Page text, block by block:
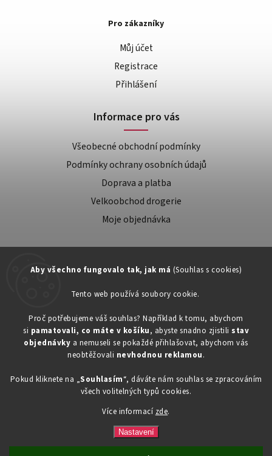
Aby všechno fungovalo tak, jak má (Souhlas s cookies)
Tento web používá soubory cookie.
Proč potřebujeme váš souhlas? Například k tomu, abychom
si pamatovali, co máte v košíku, abyste snadno zjistili stav
objednávky a nemuseli se pokaždé přihlašovat, abychom vás
neobtěžovali nevhodnou reklamou.
Pokud kliknete na „Souhlasím“, dáváte nám souhlas se zpracováním
všech volitelných typů cookies.
Více informací zde.
Nastavení
734603917
eshop@toner-rl.cz
Pro zákazníky
Můj účet
Registrace
Přihlášení
Informace pro vás
Všeobecné obchodní podmínky
Podmínky ochrany osobních údajů
Doprava a platba
Velkoobchod drogerie
Moje objednávka
Copyright 2026Drogerka24.cz. Všechna práva vyhrazena.
VytvořilShoptet| Design